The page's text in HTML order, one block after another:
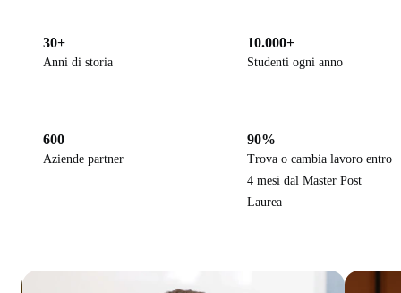
30+
Anni di storia
10.000+
Studenti ogni anno
600
Aziende partner
90%
Trova o cambia lavoro entro
4 mesi dal Master Post
Laurea